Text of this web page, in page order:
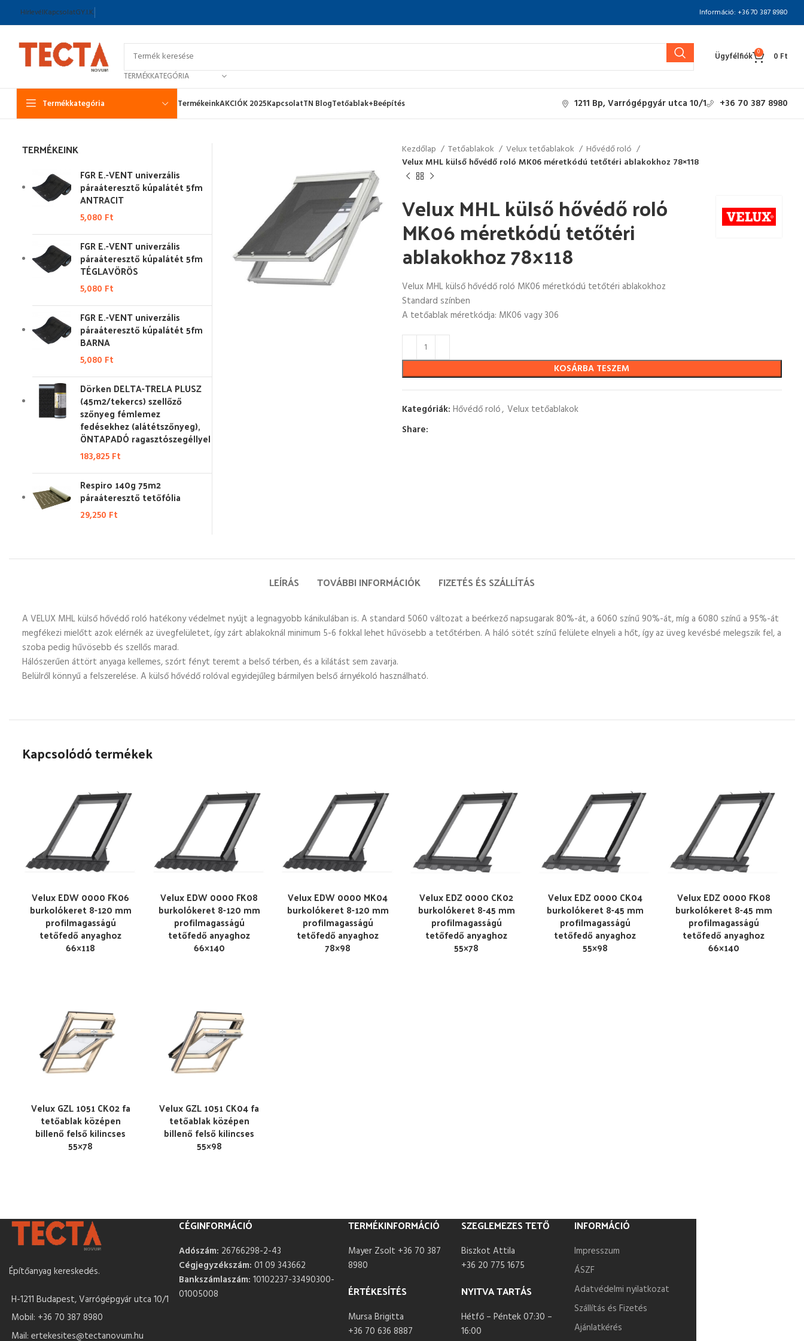
HírlevélKapcsolatGY.I.K. Információ: +36 70 387 8980
TERMÉKKATEGÓRIA
Ügyfélfiók 0 0 Ft
Termékkategória TermékeinkAKCIÓK 2025KapcsolatTN BlogTetőablak+Beépítés 1211 Bp, Varrógépgyár utca 10/1 +36 70 387 8980
Kezdőlap Tetőablakok Velux tetőablakok
Hővédő roló
Velux MHL külső hővédő roló MK06 méretkódú tetőtéri ablakokhoz 78×118
Velux MHL külső hővédő roló
MK06 méretkódú tetőtéri
ablakokhoz 78×118
Velux MHL külső hővédő roló MK06 méretkódú tetőtéri ablakokhoz
Standard színben
A tetőablak méretkódja: MK06 vagy 306
KOSÁRBA TESZEM
Kategóriák: Hővédő roló, Velux tetőablakok
Share:
TERMÉKEINK
FGR E.-VENT univerzális
páraáteresztő kúpalátét 5fm
ANTRACIT
5,080 Ft
FGR E.-VENT univerzális
páraáteresztő kúpalátét 5fm
TÉGLAVÖRÖS
5,080 Ft
FGR E.-VENT univerzális
páraáteresztő kúpalátét 5fm
BARNA
5,080 Ft
Dörken DELTA-TRELA PLUSZ
(45m2/tekercs) szellőző
szőnyeg fémlemez
fedésekhez (alátétszőnyeg),
ÖNTAPADÓ ragasztószegéllyel
183,825 Ft
Respiro 140g 75m2
páraáteresztő tetőfólia
29,250 Ft
LEÍRÁS TOVÁBBI INFORMÁCIÓK FIZETÉS ÉS SZÁLLÍTÁS
A VELUX MHL külső hővédő roló hatékony védelmet nyújt a legnagyobb kánikulában is. A standard 5060 változat a beérkező napsugarak 80%-át, a 6060 színű 90%-át, míg a 6080 színű a 95%-át
megfékezi mielőtt azok elérnék az üvegfelületet, így zárt ablakoknál minimum 5-6 fokkal lehet hűvösebb a tetőtérben. A háló sötét színű felülete elnyeli a hőt, így az üveg kevésbé melegszik fel, a
szoba pedig hűvösebb és szellős marad.
Hálószerűen áttört anyaga kellemes, szórt fényt teremt a belső térben, és a kilátást sem zavarja.
Belülről könnyű a felszerelése. A külső hővédő rolóval egyidejűleg bármilyen belső árnyékoló használható.
Kapcsolódó termékek
Velux EDW 0000 FK06
burkolókeret 8-120 mm
profilmagasságú
tetőfedő anyaghoz
66×118
Velux EDW 0000 FK08
burkolókeret 8-120 mm
profilmagasságú
tetőfedő anyaghoz
66×140
Velux EDW 0000 MK04
burkolókeret 8-120 mm
profilmagasságú
tetőfedő anyaghoz
78×98
Velux EDZ 0000 CK02
burkolókeret 8-45 mm
profilmagasságú
tetőfedő anyaghoz
55×78
Velux EDZ 0000 CK04
burkolókeret 8-45 mm
profilmagasságú
tetőfedő anyaghoz
55×98
Velux EDZ 0000 FK08
burkolókeret 8-45 mm
profilmagasságú
tetőfedő anyaghoz
66×140
Velux GZL 1051 CK02 fa
tetőablak középen
billenő felső kilincses
55×78
Velux GZL 1051 CK04 fa
tetőablak középen
billenő felső kilincses
55×98
Építőanyag kereskedés.
H-1211 Budapest, Varrógépgyár utca 10/1
Mobil: +36 70 387 8980
Mail: ertekesites@tectanovum.hu
CÉGINFORMÁCIÓ
Adószám: 26766298-2-43
Cégjegyzékszám: 01 09 343662
Bankszámlaszám: 10102237-33490300-
01005008
TERMÉKINFORMÁCIÓ
Mayer Zsolt +36 70 387
8980
ÉRTÉKESÍTÉS
Mursa Brigitta
+36 70 636 8887
SZEGLEMEZES TETŐ
Biszkot Attila
+36 20 775 1675
NYITVA TARTÁS
Hétfő – Péntek 07:30 –
16:00
INFORMÁCIÓ
Impresszum
ÁSZF
Adatvédelmi nyilatkozat
Szállítás és Fizetés
Ajánlatkérés